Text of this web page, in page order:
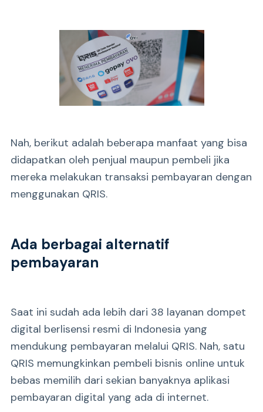
Nah, berikut adalah beberapa manfaat yang bisa
didapatkan oleh penjual maupun pembeli jika
mereka melakukan transaksi pembayaran dengan
menggunakan QRIS.
Ada berbagai alternatif
pembayaran
Saat ini sudah ada lebih dari 38 layanan dompet
digital berlisensi resmi di Indonesia yang
mendukung pembayaran melalui QRIS. Nah, satu
QRIS memungkinkan pembeli bisnis online untuk
bebas memilih dari sekian banyaknya aplikasi
pembayaran digital yang ada di internet.